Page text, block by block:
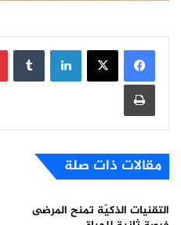
لينكدإن
طباعة
مقالات ذات صلة
التقنيات الذكيّة تمنح المرضى